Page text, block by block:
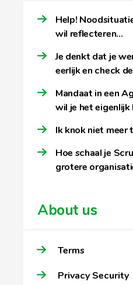
Help!
wil reflecteren…
Je denkt dat je
eerlijk en check
Mandaat in een
wil je het eigenlijk
Ik knok niet meer
Hoe schaal je
grotere
About us
Terms
Privacy Security